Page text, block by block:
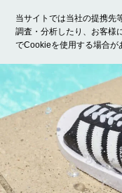
当サイトでは当社の提携先
調査・分析したり、お客様
でCookieを使用する場合が
ホーム モデル募集